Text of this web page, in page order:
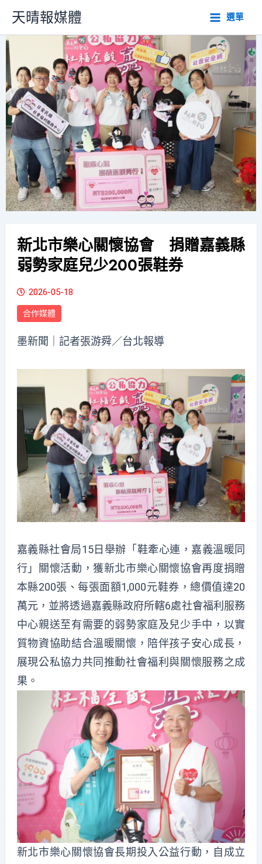
主
要
內
天晴報媒體 選單
新北市樂心關懷協會 捐贈嘉義縣
弱勢家庭兒少200張鞋券
2026-05-18
合作媒體
墨新聞 ｜記者張游舜／台北報導
嘉義縣社會局15日舉辦「鞋牽心連，嘉義溫暖同
行」關懷活動，獲新北市樂心關懷協會再度捐贈
本縣200張、每張面額1,000元鞋券，總價值達20
萬元，並將透過嘉義縣政府所轄6處社會福利服務
中心親送至有需要的弱勢家庭及兒少手中，以實
質物資協助結合溫暖關懷，陪伴孩子安心成長，
展現公私協力共同推動社會福利與關懷服務之成
果。
新北市樂心關懷協會長期投入公益行動，自成立